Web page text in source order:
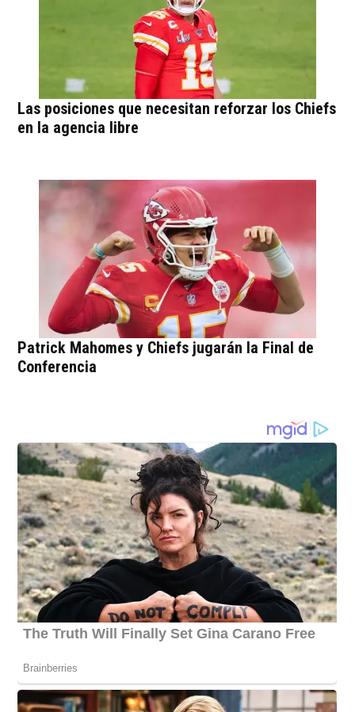
Las posiciones que necesitan reforzar los Chiefs
en la agencia libre
Patrick Mahomes y Chiefs jugarán la Final de
Conferencia